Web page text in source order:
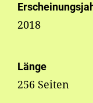
2018
Länge
256 Seiten